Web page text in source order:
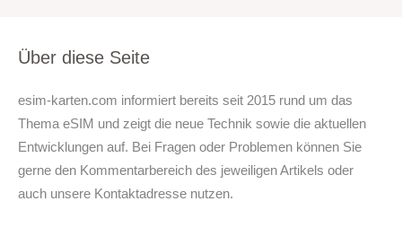
Über diese Seite
esim-karten.com informiert bereits seit 2015 rund um das
Thema eSIM und zeigt die neue Technik sowie die aktuellen
Entwicklungen auf. Bei Fragen oder Problemen können Sie
gerne den Kommentarbereich des jeweiligen Artikels oder
auch unsere Kontaktadresse nutzen.